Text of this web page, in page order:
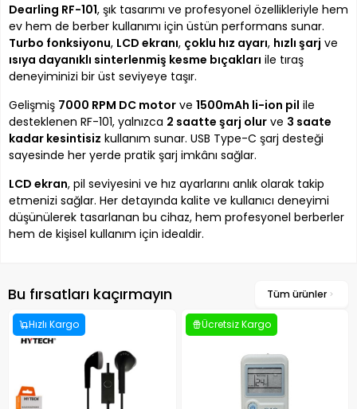
Dearling RF-101, şık tasarımı ve profesyonel özellikleriyle hem
ev hem de berber kullanımı için üstün performans sunar.
Turbo fonksiyonu, LCD ekranı, çoklu hız ayarı, hızlı şarj ve
ısıya dayanıklı sinterlenmiş kesme bıçakları ile tıraş
deneyiminizi bir üst seviyeye taşır.
Gelişmiş 7000 RPM DC motor ve 1500mAh li-ion pil ile
desteklenen RF-101, yalnızca 2 saatte şarj olur ve 3 saate
kadar kesintisiz kullanım sunar. USB Type-C şarj desteği
sayesinde her yerde pratik şarj imkânı sağlar.
LCD ekran, pil seviyesini ve hız ayarlarını anlık olarak takip
etmenizi sağlar. Her detayında kalite ve kullanıcı deneyimi
düşünülerek tasarlanan bu cihaz, hem profesyonel berberler
hem de kişisel kullanım için idealdir.
Bu fırsatları kaçırmayın Tüm ürünler
Hızlı Kargo Ücretsiz Kargo